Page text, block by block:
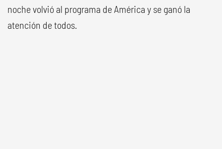
noche volvió al programa de América y se ganó la
atención de todos.